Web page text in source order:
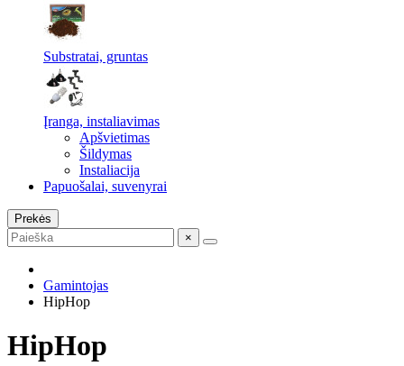
Substratai, gruntas
Įranga, instaliavimas
Apšvietimas
Šildymas
Instaliacija
Papuošalai, suvenyrai
Prekės
×
Gamintojas
HipHop
HipHop